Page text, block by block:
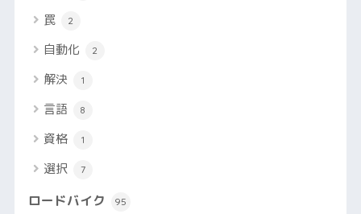
罠 2
自動化 2
解決 1
言語 8
資格 1
選択 7
ロードバイク 95